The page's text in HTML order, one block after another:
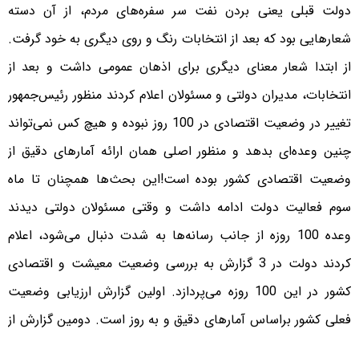
دولت قبلی یعنی بردن نفت سر سفره‌های مردم، از آن دسته
شعارهایی بود که بعد از انتخابات رنگ و روی دیگری به خود گرفت.
از ابتدا شعار معنای دیگری برای اذهان عمومی داشت و بعد از
انتخابات، مدیران دولتی و مسئولان اعلام کردند منظور رئیس‌جمهور
تغییر در وضعیت اقتصادی در 100 روز نبوده و هیچ کس نمی‌تواند
چنین وعده‌ای بدهد و منظور اصلی‌‌ همان ارائه آمارهای دقیق از
وضعیت اقتصادی کشور بوده است!این بحث‌ها همچنان تا ماه
سوم فعالیت دولت ادامه داشت و وقتی مسئولان دولتی دیدند
وعده 100 روزه از جانب رسانه‌ها به شدت دنبال می‌شود، اعلام
کردند دولت در 3 گزارش به بررسی وضعیت معیشت و اقتصادی
کشور در این 100 روزه می‌پردازد. اولین گزارش ارزیابی وضعیت
فعلی کشور براساس آمارهای دقیق و به روز است. دومین گزارش از